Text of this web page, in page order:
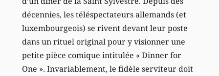
décennies, les téléspectateurs allemands (et
luxembourgeois) se rivent devant leur poste
dans un rituel original pour y visionner une
petite pièce comique intitulée « Dinner for
One ». Invariablement, le fidèle serviteur doit